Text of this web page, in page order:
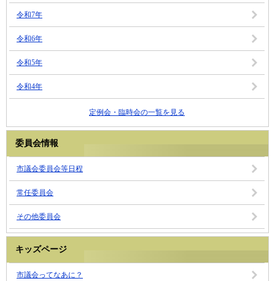
令和7年
令和6年
令和5年
令和4年
定例会・臨時会の一覧を見る
委員会情報
市議会委員会等日程
常任委員会
その他委員会
キッズページ
市議会ってなあに？